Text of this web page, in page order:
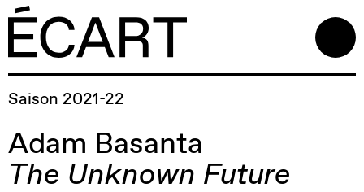
Saison 2021-22
Adam Basanta
The Unknown Future